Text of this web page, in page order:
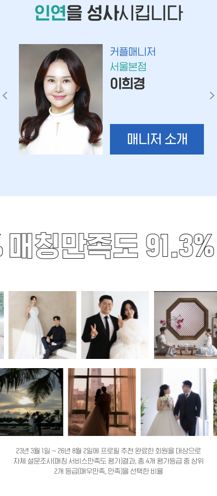
인연을 성사시킵니다
커플매니저
서울본점
이희경
매니저 소개
매칭만족도 91.3%
23년 3월 1일 ~ 26년 8월 2일에 프로필 추천 완료한 회원을 대상으로
자체 설문조사(매칭 서비스만족도 평가)결과, 총 4개 평가등급 중 상위
2개 등급(매우만족, 만족)을 선택한 비율